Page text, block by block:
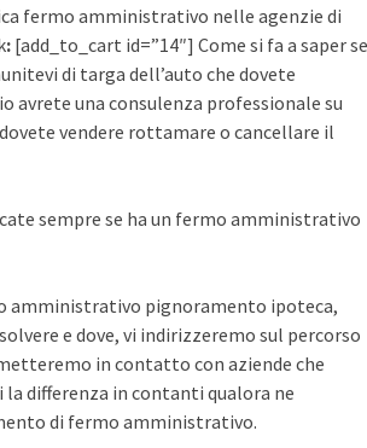
fermo amministrativo nelle agenzie di
: [add_to_cart id=”14″] Come si fa a saper se
di targa dell’auto che dovete
avrete una consulenza professionale su
vendere rottamare o cancellare il
sempre se ha un fermo amministrativo
amministrativo pignoramento ipoteca,
e dove, vi indirizzeremo sul percorso
in contatto con aziende che
differenza in contanti qualora ne
di fermo amministrativo.